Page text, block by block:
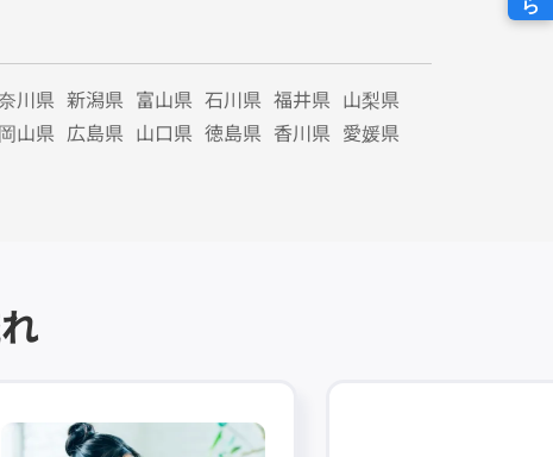
川県 新潟県 富山県 石川県 福井県 山梨県
岡山県 広島県 山口県 徳島県 香川県 愛媛県